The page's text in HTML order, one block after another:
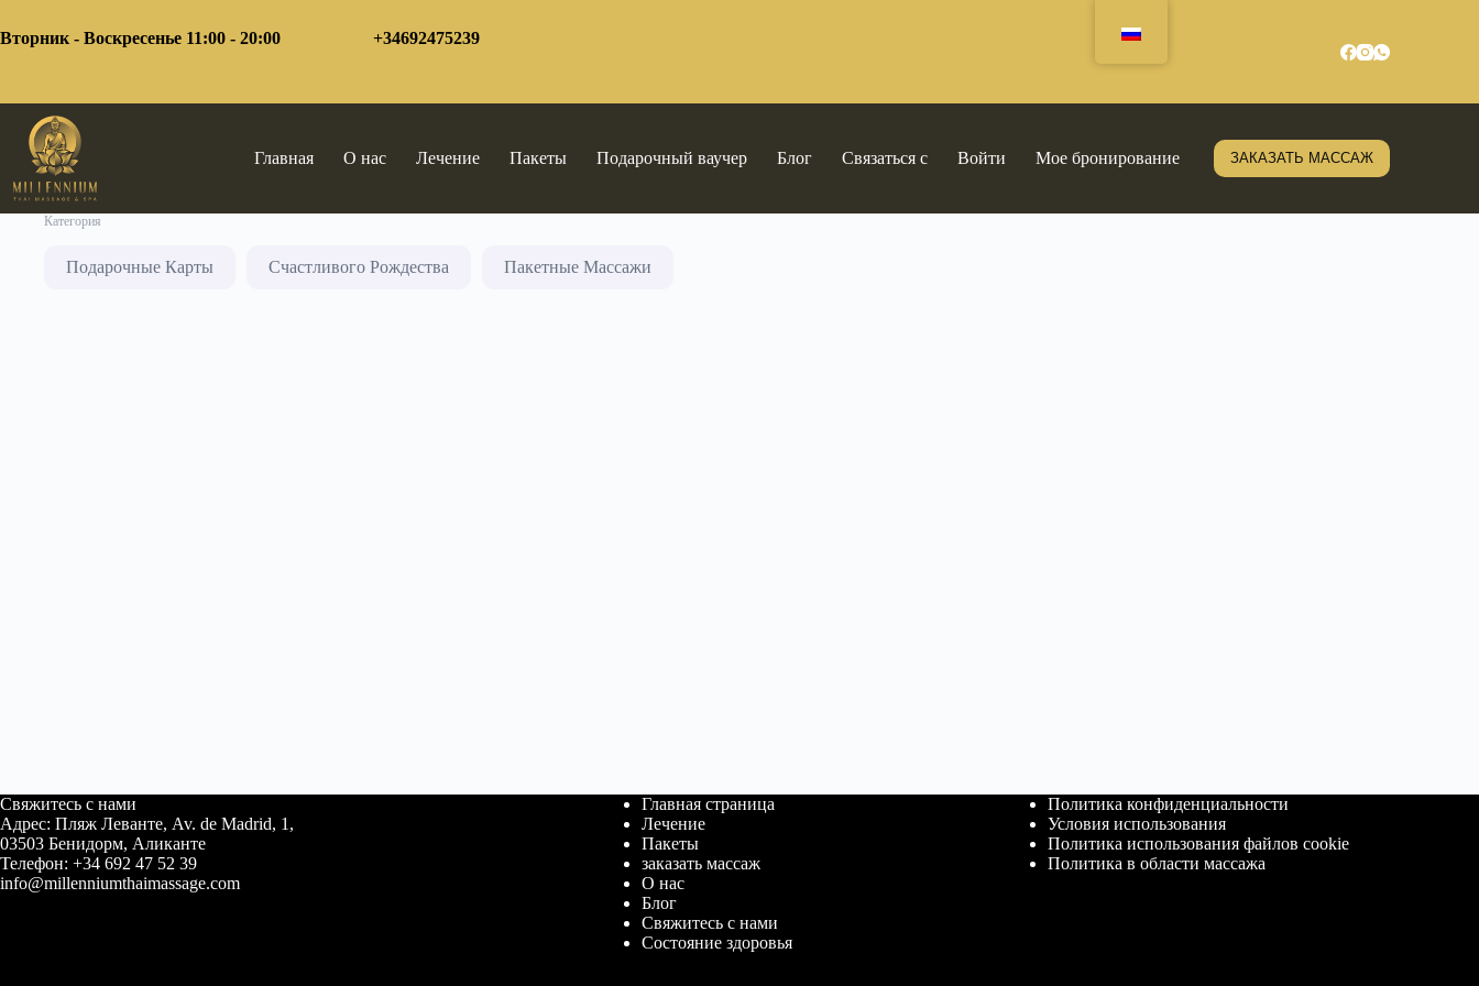
к
сути
Вторник - Воскресенье 11:00 - 20:00 +34692475239
Главная О нас Лечение Пакеты Подарочный ваучер Блог Связаться с Войти Мое бронирование ЗАКАЗАТЬ МАССАЖ
Категория
Подарочные Карты Счастливого Рождества Пакетные Массажи
Свяжитесь с нами
Адрес: Пляж Леванте, Av. de Madrid, 1,
03503 Бенидорм, Аликанте
Телефон: +34 692 47 52 39
info@millenniumthaimassage.com
Главная страница
Лечение
Пакеты
заказать массаж
О нас
Блог
Свяжитесь с нами
Состояние здоровья
Политика конфиденциальности
Условия использования
Политика использования файлов cookie
Политика в области массажа